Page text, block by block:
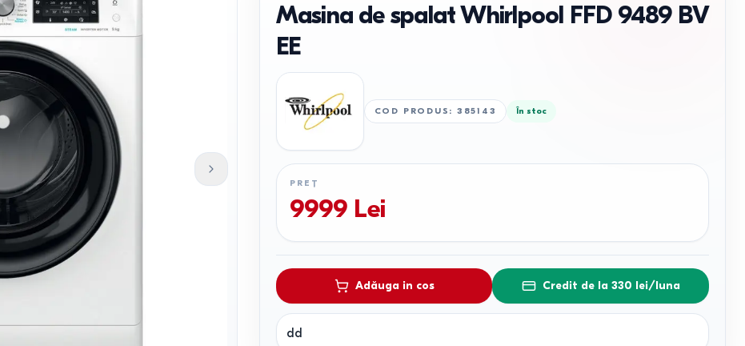
Masina de spalat Whirlpool FFD 9489 BV
EE
COD PRODUS : 385143 În stoc
PREȚ
9999 Lei
Adăuga in cos Credit de la 330 lei/luna
dd